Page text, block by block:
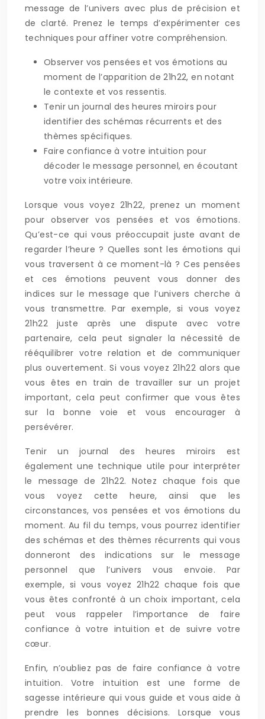
message de l’univers avec plus de précision et
de clarté. Prenez le temps d’expérimenter ces
techniques pour affiner votre compréhension.
Observer vos pensées et vos émotions au
moment de l’apparition de 21h22, en notant
le contexte et vos ressentis.
Tenir un journal des heures miroirs pour
identifier des schémas récurrents et des
thèmes spécifiques.
Faire confiance à votre intuition pour
décoder le message personnel, en écoutant
votre voix intérieure.
Lorsque vous voyez 21h22, prenez un moment
pour observer vos pensées et vos émotions.
Qu’est-ce qui vous préoccupait juste avant de
regarder l’heure ? Quelles sont les émotions qui
vous traversent à ce moment-là ? Ces pensées
et ces émotions peuvent vous donner des
indices sur le message que l’univers cherche à
vous transmettre. Par exemple, si vous voyez
21h22 juste après une dispute avec votre
partenaire, cela peut signaler la nécessité de
rééquilibrer votre relation et de communiquer
plus ouvertement. Si vous voyez 21h22 alors que
vous êtes en train de travailler sur un projet
important, cela peut confirmer que vous êtes
sur la bonne voie et vous encourager à
persévérer.
Tenir un journal des heures miroirs est
également une technique utile pour interpréter
le message de 21h22. Notez chaque fois que
vous voyez cette heure, ainsi que les
circonstances, vos pensées et vos émotions du
moment. Au fil du temps, vous pourrez identifier
des schémas et des thèmes récurrents qui vous
donneront des indications sur le message
personnel que l’univers vous envoie. Par
exemple, si vous voyez 21h22 chaque fois que
vous êtes confronté à un choix important, cela
peut vous rappeler l’importance de faire
confiance à votre intuition et de suivre votre
cœur.
Enfin, n’oubliez pas de faire confiance à votre
intuition. Votre intuition est une forme de
sagesse intérieure qui vous guide et vous aide à
prendre les bonnes décisions. Lorsque vous